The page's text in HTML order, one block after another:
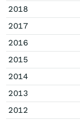
2018
2017
2016
2015
2014
2013
2012